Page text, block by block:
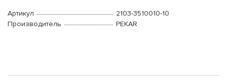
Артикул
2103-3510010-10
Производитель
PEKAR